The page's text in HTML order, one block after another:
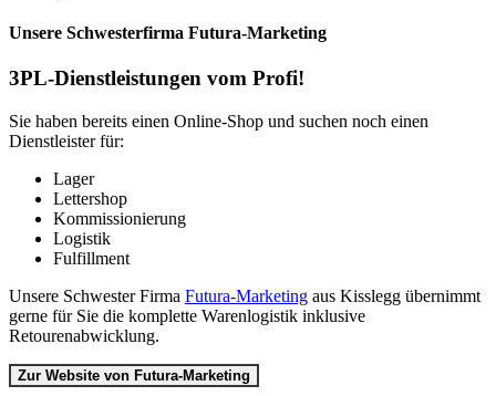
Unsere Schwesterfirma Futura-Marketing
3PL-Dienstleistungen vom Profi!
Sie haben bereits einen Online-Shop und suchen noch einen
Dienstleister für:
Lager
Lettershop
Kommissionierung
Logistik
Fulfillment
Unsere Schwester Firma Futura-Marketing aus Kisslegg übernimmt
gerne für Sie die komplette Warenlogistik inklusive
Retourenabwicklung.
Zur Website von Futura-Marketing